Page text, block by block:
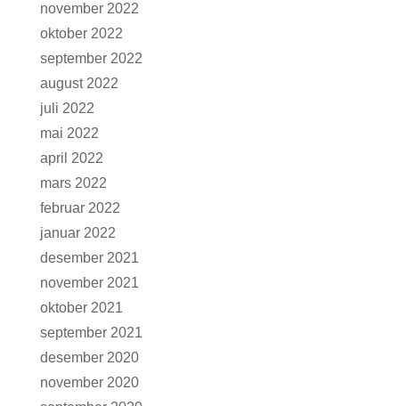
november 2022
oktober 2022
september 2022
august 2022
juli 2022
mai 2022
april 2022
mars 2022
februar 2022
januar 2022
desember 2021
november 2021
oktober 2021
september 2021
desember 2020
november 2020